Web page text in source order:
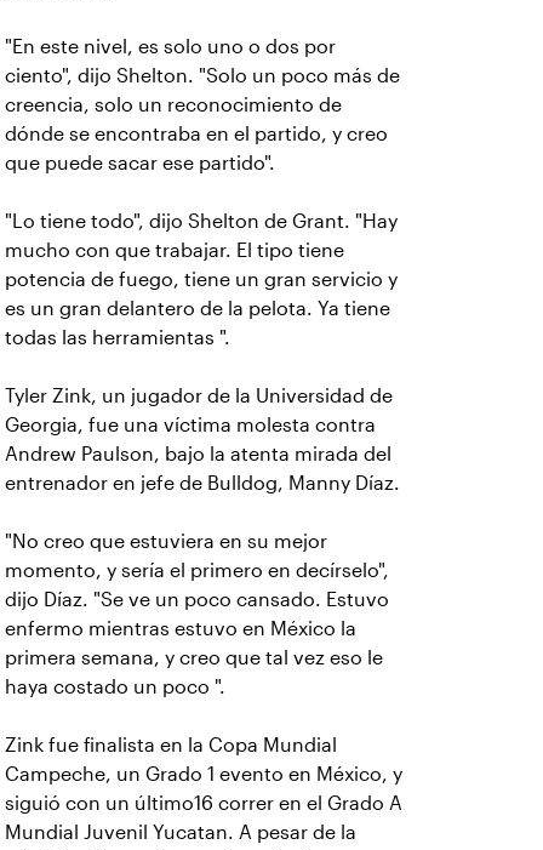
"En este nivel, es solo uno o dos por
ciento", dijo Shelton. "Solo un poco más de
creencia, solo un reconocimiento de
dónde se encontraba en el partido, y creo
que puede sacar ese partido".
"Lo tiene todo", dijo Shelton de Grant. "Hay
mucho con que trabajar. El tipo tiene
potencia de fuego, tiene un gran servicio y
es un gran delantero de la pelota. Ya tiene
todas las herramientas ".
Tyler Zink, un jugador de la Universidad de
Georgia, fue una víctima molesta contra
Andrew Paulson, bajo la atenta mirada del
entrenador en jefe de Bulldog, Manny Díaz.
"No creo que estuviera en su mejor
momento, y sería el primero en decírselo",
dijo Díaz. "Se ve un poco cansado. Estuvo
enfermo mientras estuvo en México la
primera semana, y creo que tal vez eso le
haya costado un poco ".
Zink fue finalista en la Copa Mundial
Campeche, un Grado 1 evento en México, y
siguió con un último16 correr en el Grado A
Mundial Juvenil Yucatan. A pesar de la